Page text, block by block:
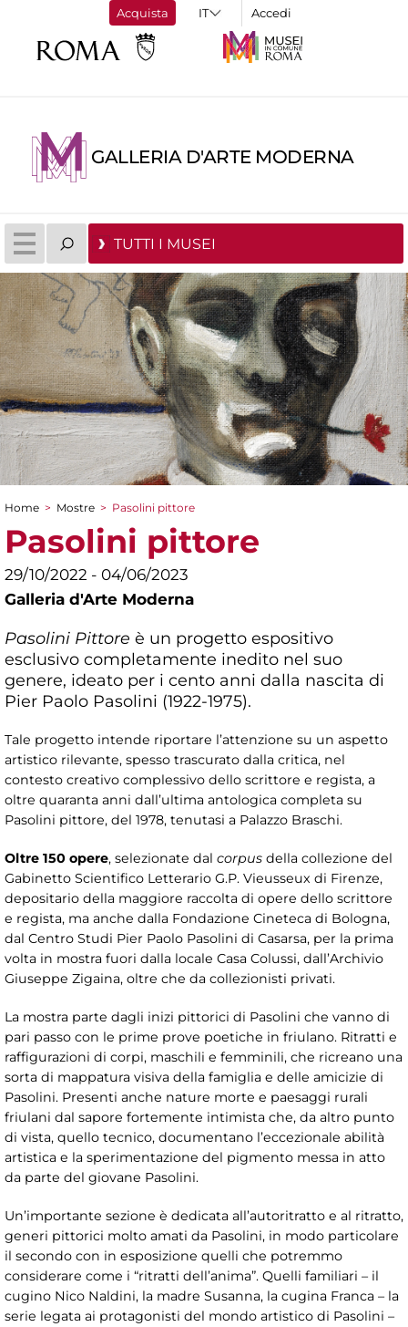
Acquista Accedi
GALLERIA D'ARTE MODERNA
TUTTI I MUSEI
Tu sei qui
Home > Mostre > Pasolini pittore
Pasolini pittore
29/10/2022 - 04/06/2023
Galleria d'Arte Moderna
Pasolini Pittore è un progetto espositivo
esclusivo completamente inedito nel suo
genere, ideato per i cento anni dalla nascita di
Pier Paolo Pasolini (1922-1975).
Tale progetto intende riportare l’attenzione su un aspetto
artistico rilevante, spesso trascurato dalla critica, nel
contesto creativo complessivo dello scrittore e regista, a
oltre quaranta anni dall’ultima antologica completa su
Pasolini pittore, del 1978, tenutasi a Palazzo Braschi.
Oltre 150 opere, selezionate dal corpus della collezione del
Gabinetto Scientifico Letterario G.P. Vieusseux di Firenze,
depositario della maggiore raccolta di opere dello scrittore
e regista, ma anche dalla Fondazione Cineteca di Bologna,
dal Centro Studi Pier Paolo Pasolini di Casarsa, per la prima
volta in mostra fuori dalla locale Casa Colussi, dall’Archivio
Giuseppe Zigaina, oltre che da collezionisti privati.
La mostra parte dagli inizi pittorici di Pasolini che vanno di
pari passo con le prime prove poetiche in friulano. Ritratti e
raffigurazioni di corpi, maschili e femminili, che ricreano una
sorta di mappatura visiva della famiglia e delle amicizie di
Pasolini. Presenti anche nature morte e paesaggi rurali
friulani dal sapore fortemente intimista che, da altro punto
di vista, quello tecnico, documentano l’eccezionale abilità
artistica e la sperimentazione del pigmento messa in atto
da parte del giovane Pasolini.
Un’importante sezione è dedicata all’autoritratto e al ritratto,
generi pittorici molto amati da Pasolini, in modo particolare
il secondo con in esposizione quelli che potremmo
considerare come i “ritratti dell’anima”. Quelli familiari – il
cugino Nico Naldini, la madre Susanna, la cugina Franca – la
serie legata ai protagonisti del mondo artistico di Pasolini –